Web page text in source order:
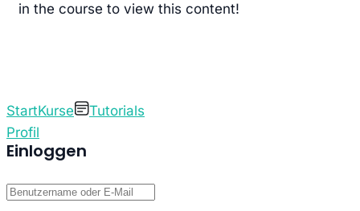
in the course to view this content!
StartKurse
Tutorials
Profil
Einloggen